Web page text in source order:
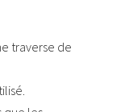
traverse de